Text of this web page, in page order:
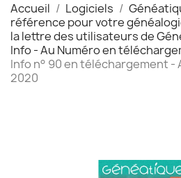
Accueil Logiciels
référence pour votre
la lettre des utilisateurs de
Info - Au Numéro en
Info n° 90 en téléchargement -
2020